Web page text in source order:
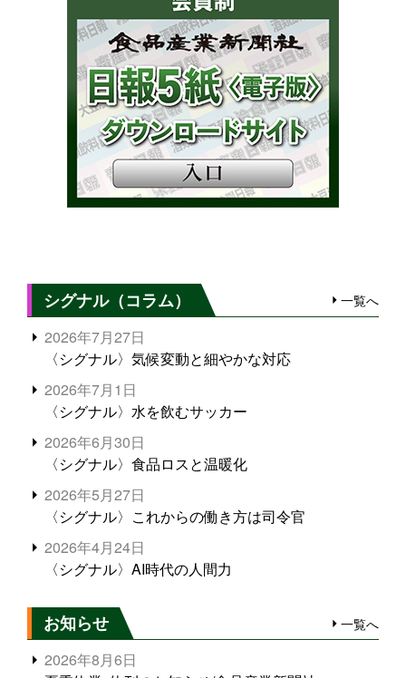
シグナル（コラム） 一覧へ
2026年7月27日
〈シグナル〉気候変動と細やかな対応
2026年7月1日
〈シグナル〉水を飲むサッカー
2026年6月30日
〈シグナル〉食品ロスと温暖化
2026年5月27日
〈シグナル〉これからの働き方は司令官
2026年4月24日
〈シグナル〉AI時代の人間力
お知らせ 一覧へ
2026年8月6日